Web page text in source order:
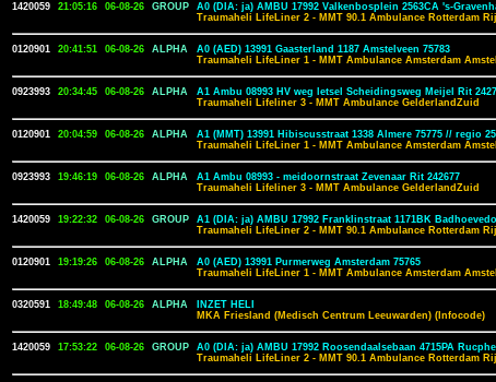
1420059 21:05:16 06-08-26 GROUP
A0 (DIA: ja) AMBU 17992 Valkenbosplein 2563CA 's-
Traumaheli LifeLiner 2 - MMT 90.1 Ambulance Rotterdam
0120901 20:41:51 06-08-26 ALPHA
A0 (AED) 13991 Gaasterland 1187 Amstelveen 75783
Traumaheli LifeLiner 1 - MMT Ambulance Amsterdam
0923993 20:34:45 06-08-26 ALPHA
A1 Ambu 08993 HV weg letsel Scheidingsweg Meijel Rit
Traumaheli Lifeliner 3 - MMT Ambulance GelderlandZuid
0120901 20:04:59 06-08-26 ALPHA
A1 (MMT) 13991 Hibiscusstraat 1338 Almere 75775 // regio 25
Traumaheli LifeLiner 1 - MMT Ambulance Amsterdam
0923993 19:46:19 06-08-26 ALPHA
A1 Ambu 08993 - meidoornstraat Zevenaar Rit 242677
Traumaheli Lifeliner 3 - MMT Ambulance GelderlandZuid
1420059 19:22:32 06-08-26 GROUP
A1 (DIA: ja) AMBU 17992 Franklinstraat 1171BK
Traumaheli LifeLiner 2 - MMT 90.1 Ambulance Rotterdam
0120901 19:19:26 06-08-26 ALPHA
A0 (AED) 13991 Purmerweg Amsterdam 75765
Traumaheli LifeLiner 1 - MMT Ambulance Amsterdam
0320591 18:49:48 06-08-26 ALPHA
INZET HELI
MKA Friesland (Medisch Centrum Leeuwarden) (Infocode)
1420059 17:53:22 06-08-26 GROUP
A0 (DIA: ja) AMBU 17992 Roosendaalsebaan 4715PA
Traumaheli LifeLiner 2 - MMT 90.1 Ambulance Rotterdam